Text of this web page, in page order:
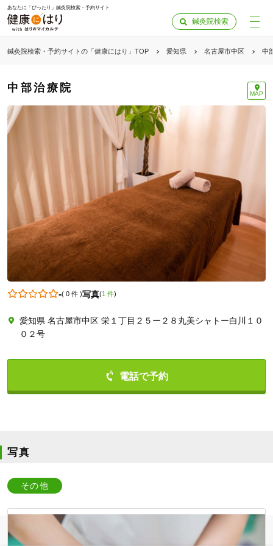
あなたに「ぴったり」鍼灸院検索・予約サイト
鍼灸院検索
鍼灸院検索・予約サイトの「健康にはり」TOP 愛知県 名古屋市中区 中
中部治療院 MAP
-( 0 件)写真(1 件)
愛知県 名古屋市中区 栄１丁目２５ー２８丸美シャトー白川１０
０２号
写真
その他
「健康にはりを見た」
0522030701